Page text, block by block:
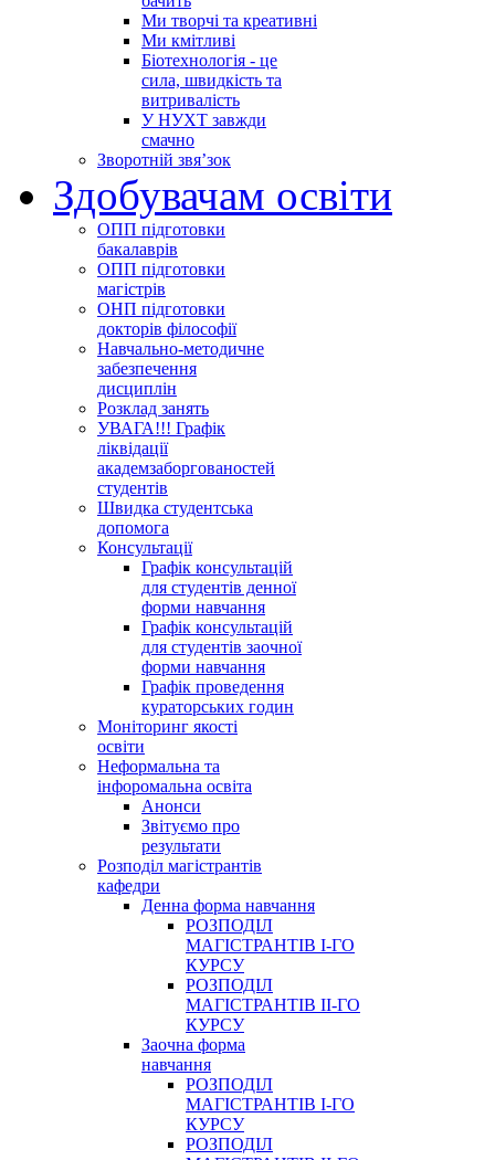
Ми творчі та креативні
Ми кмітливі
Біотехнологія - це
сила, швидкість та
витривалість
У НУХТ завжди
смачно
Зворотній звя’зок
Здобувачам освіти
ОПП підготовки
бакалаврів
ОПП підготовки
магістрів
ОНП підготовки
докторів філософії
Навчально-методичне
забезпечення
дисциплін
Розклад занять
УВАГА!!! Графік
ліквідації
академзаборгованостей
студентів
Швидка студентська
допомога
Консультації
Графік консультацій
для студентів денної
форми навчання
Графік консультацій
для студентів заочної
форми навчання
Графік проведення
кураторських годин
Моніторинг якості
освіти
Неформальна та
інфоромальна освіта
Анонси
Звітуємо про
результати
Розподіл магістрантів
кафедри
Денна форма навчання
РОЗПОДІЛ
МАГІСТРАНТІВ І-ГО
КУРСУ
РОЗПОДІЛ
МАГІСТРАНТІВ ІІ-ГО
КУРСУ
Заочна форма
навчання
РОЗПОДІЛ
МАГІСТРАНТІВ І-ГО
КУРСУ
РОЗПОДІЛ